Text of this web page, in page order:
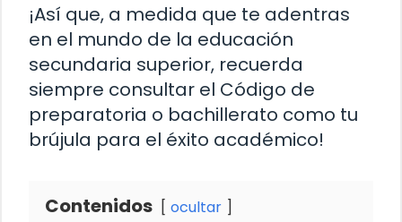
¡Así que, a medida que te adentras
en el mundo de la educación
secundaria superior, recuerda
siempre consultar el Código de
preparatoria o bachillerato como tu
brújula para el éxito académico!
Contenidos ocultar